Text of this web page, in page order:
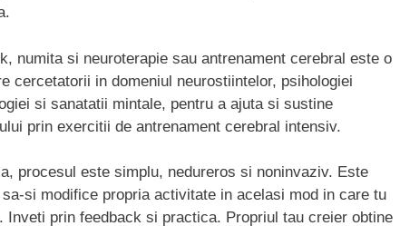
numita si neuroterapie sau antrenament cerebral este o
cercetatorii in domeniul neurostiintelor, psihologiei
si sanatatii mintale, pentru a ajuta si sustine
prin exercitii de antrenament cerebral intensiv.
procesul este simplu, nedureros si noninvaziv. Este
si modifice propria activitate in acelasi mod in care tu
Inveti prin feedback si practica. Propriul tau creier obtine